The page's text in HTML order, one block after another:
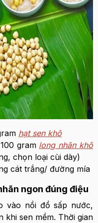
hạt sen khô
gram long nhãn khô
chọn loại cùi dày)
cát trắng/ đường mía
ngon đúng điệu
vào nồi đổ sấp nước,
khi sen mềm. Thời gian